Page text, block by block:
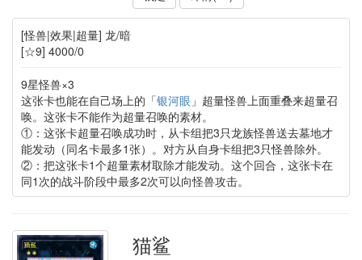
[怪兽|效果|超量] 龙/暗
[☆9] 4000/0
9星怪兽×3
这张卡也能在自己场上的「银河眼 」超量怪兽上面重叠来超量召
唤。这张卡不能作为超量召唤的素材。
①：这张卡超量召唤成功时，从卡组把3只龙族怪兽送去墓地才
能发动（同名卡最多1张）。对方从自身卡组把3只怪兽除外。
②：把这张卡1个超量素材取除才能发动。这个回合，这张卡在
同1次的战斗阶段中最多2次可以向怪兽攻击。
猫鲨